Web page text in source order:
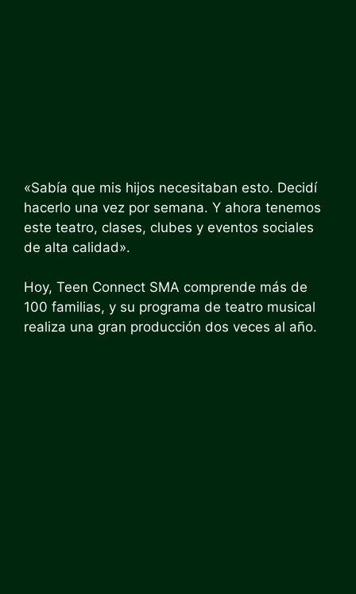
«Sabía que mis hijos necesitaban esto. Decidí
hacerlo una vez por semana. Y ahora tenemos
este teatro, clases, clubes y eventos sociales
de alta calidad».
Hoy, Teen Connect SMA comprende más de
100 familias, y su programa de teatro musical
realiza una gran producción dos veces al año.